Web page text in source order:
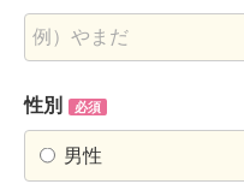
性別 必須
男性